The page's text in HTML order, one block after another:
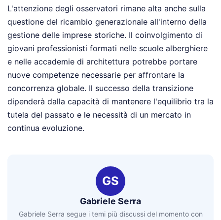
L'attenzione degli osservatori rimane alta anche sulla
questione del ricambio generazionale all'interno della
gestione delle imprese storiche. Il coinvolgimento di
giovani professionisti formati nelle scuole alberghiere
e nelle accademie di architettura potrebbe portare
nuove competenze necessarie per affrontare la
concorrenza globale. Il successo della transizione
dipenderà dalla capacità di mantenere l'equilibrio tra la
tutela del passato e le necessità di un mercato in
continua evoluzione.
GS
Gabriele Serra
Gabriele Serra segue i temi più discussi del momento con